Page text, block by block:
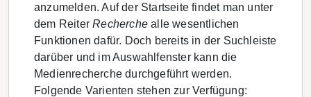
anzumelden. Auf der Startseite findet man unter
dem ReiterRecherche alle wesentlichen
Funktionen dafür. Doch bereits in der Suchleiste
darüber und im Auswahlfenster kann die
Medienrecherche durchgeführt werden.
Folgende Varienten stehen zur Verfügung: